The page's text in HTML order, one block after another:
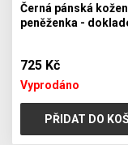
Černá pánská
peněženka -
725 Kč
Vyprodáno
PŘIDAT DO